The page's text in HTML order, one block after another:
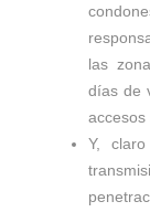
las
días de
accesos
Y,